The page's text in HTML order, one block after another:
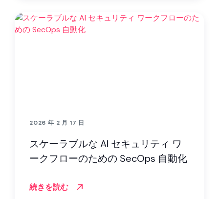
2026 年 2 月 17 日
スケーラブルな AI セキュリティ ワ
ークフローのための SecOps 自動化
続きを読む